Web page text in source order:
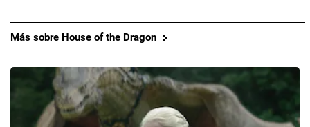
Más sobre House of the Dragon